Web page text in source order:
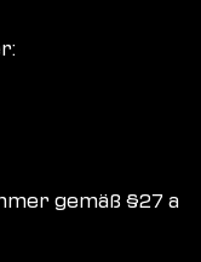
gemäß §27 a